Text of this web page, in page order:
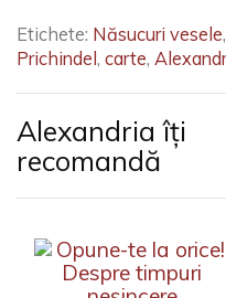
Etichete: Năsucuri vesele,
Prichindel, carte,
Alexandria îți
recomandă